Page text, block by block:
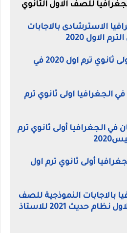
للصف الاول الثانوي
الاسترشادى بالاجابات
الاول 2020
ملخص الجغرافيا اولى ثانوي ترم اول 2020 في
الجغرافيا اولى ثانوي ترم
في الجغرافيا أولى ثانوي ترم
أولى ثانوي ترم اول
بالاجابات النموذجية للصف
الاول الثانوي الترم الاول نظام حديث 2021 للاستاذ